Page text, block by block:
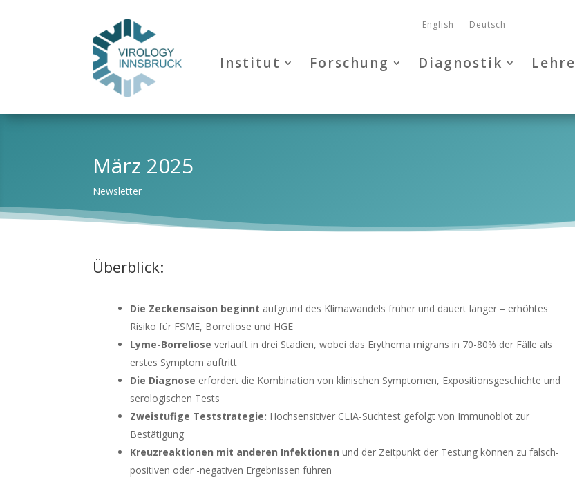
English Deutsch
Institut Forschung Diagnostik Lehre
März 2025
Newsletter
Überblick:
Die Zeckensaison beginnt aufgrund des Klimawandels früher und dauert länger – erhöhtes
Risiko für FSME, Borreliose und HGE
Lyme-Borreliose verläuft in drei Stadien, wobei das Erythema migrans in 70-80% der Fälle als
erstes Symptom auftritt
Die Diagnose erfordert die Kombination von klinischen Symptomen, Expositionsgeschichte und
serologischen Tests
Zweistufige Teststrategie: Hochsensitiver CLIA-Suchtest gefolgt von Immunoblot zur
Bestätigung
Kreuzreaktionen mit anderen Infektionen und der Zeitpunkt der Testung können zu falsch-
positiven oder -negativen Ergebnissen führen